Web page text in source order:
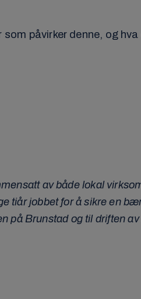
påvirker denne, og
av både lokal
tiår jobbet for å sikre en
på Brunstad og til driften av